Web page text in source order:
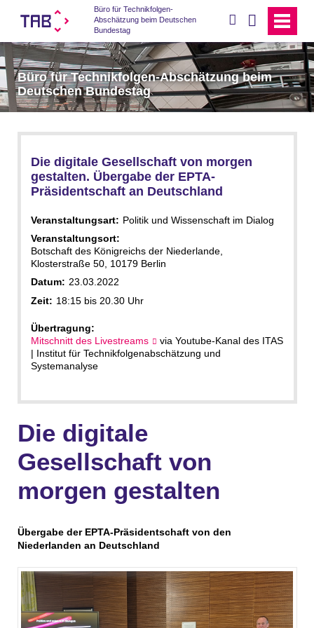
Büro für Technikfolgen-
Abschätzung beim Deutschen
Bundestag
Büro für Technikfolgen-Abschätzung beim
Deutschen Bundestag
Die digitale Gesellschaft von morgen
gestalten. Übergabe der EPTA-
Präsidentschaft an Deutschland
Veranstaltungsart: Politik und Wissenschaft im Dialog
Veranstaltungsort:
Botschaft des Königreichs der Niederlande,
Klosterstraße 50, 10179 Berlin
Datum: 23.03.2022
Zeit: 18:15 bis 20.30 Uhr
Übertragung:
Mitschnitt des Livestreams
via Youtube-Kanal des ITAS
| Institut für Technikfolgenabschätzung und
Systemanalyse
Die digitale
Gesellschaft von
morgen gestalten
Übergabe der EPTA-Präsidentschaft von den
Niederlanden an Deutschland